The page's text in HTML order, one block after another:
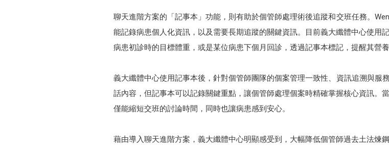
聊天進階方案的「記事本」功能，則有助於個管師處理術後追蹤和交班任務。
能記錄病患個人化資訊，以及需要長期追蹤的關鍵資訊。目前義大纖體中心使用
病患初診時的目標體重，或是某位病患下個月回診，透過記事本標記，提醒其營養
義大纖體中心使用記事本後，針對個管師團隊的個案管理一致性、資訊追溯與服
話內容，但記事本可以記錄關鍵重點，讓個管師處理個案時精確掌握核心資訊。
僅能縮短交班的討論時間，同時也讓病患感到安心。
藉由導入聊天進階方案，義大纖體中心明顯感受到，大幅降低個管師過去土法煉